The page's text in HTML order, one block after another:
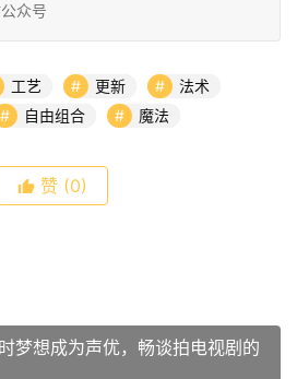
众号
工艺 更新
法术
自由组合 魔法
赞 (0)
梦想成为声优，畅谈拍电视剧的